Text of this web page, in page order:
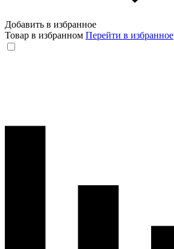
Добавить в избранное
Товар в избранном Перейти в избранное